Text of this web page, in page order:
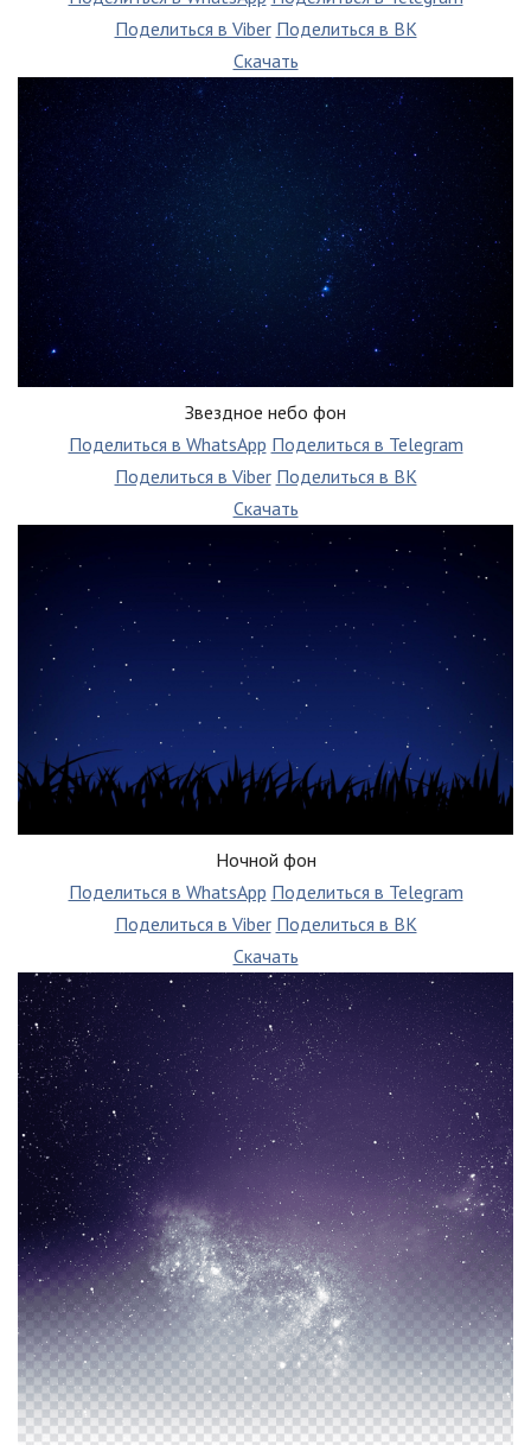
Поделиться в Viber Поделиться в ВК
Скачать
Звездное небо фон
Поделиться в WhatsApp Поделиться в Telegram
Поделиться в Viber Поделиться в ВК
Скачать
Ночной фон
Поделиться в WhatsApp Поделиться в Telegram
Поделиться в Viber Поделиться в ВК
Скачать